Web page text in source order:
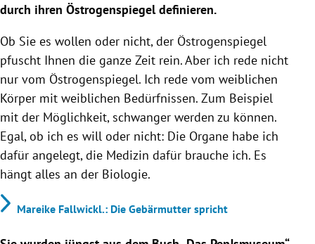
durch ihren Östrogenspiegel definieren.
Ob Sie es wollen oder nicht, der Östrogenspiegel
pfuscht Ihnen die ganze Zeit rein. Aber ich rede nicht
nur vom Östrogenspiegel. Ich rede vom weiblichen
Körper mit weiblichen Bedürfnissen. Zum Beispiel
mit der Möglichkeit, schwanger werden zu können.
Egal, ob ich es will oder nicht: Die Organe habe ich
dafür angelegt, die Medizin dafür brauche ich. Es
hängt alles an der Biologie.
Mareike Fallwickl.: Die Gebärmutter spricht